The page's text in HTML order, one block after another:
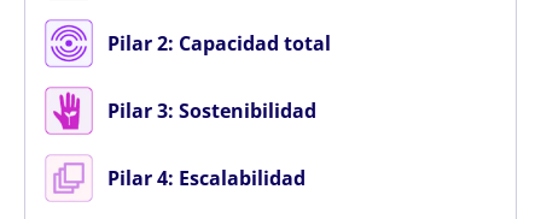
Pilar 2: Capacidad total
Pilar 3: Sostenibilidad
Pilar 4: Escalabilidad